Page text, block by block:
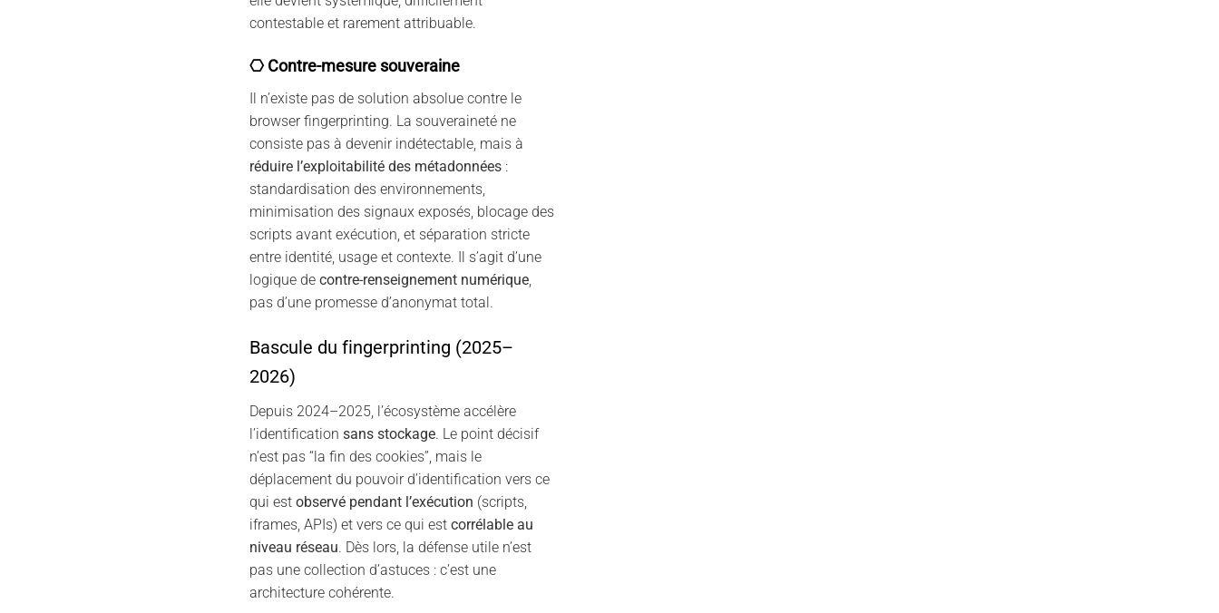
contestable et rarement attribuable.
⎔ Contre-mesure souveraine
Il n’existe pas de solution absolue contre le
browser fingerprinting. La souveraineté ne
consiste pas à devenir indétectable, mais à
réduire l’exploitabilité des métadonnées:
standardisation des environnements,
minimisation des signaux exposés, blocage des
scripts avant exécution, et séparation stricte
entre identité, usage et contexte. Il s’agit d’une
logique de contre-renseignement numérique,
pas d’une promesse d’anonymat total.
Bascule du fingerprinting (2025–
2026)
Depuis 2024–2025, l’écosystème accélère
l’identification sans stockage. Le point décisif
n’est pas “la fin des cookies”, mais le
déplacement du pouvoir d’identification vers ce
qui est observé pendant l’exécution (scripts,
iframes, APIs) et vers ce qui est corrélable au
niveau réseau. Dès lors, la défense utile n’est
pas une collection d’astuces : c’est une
architecture cohérente.